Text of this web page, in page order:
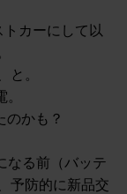
カーにして以
と。
のかも？
なる前（バッテ
予防的に新品交